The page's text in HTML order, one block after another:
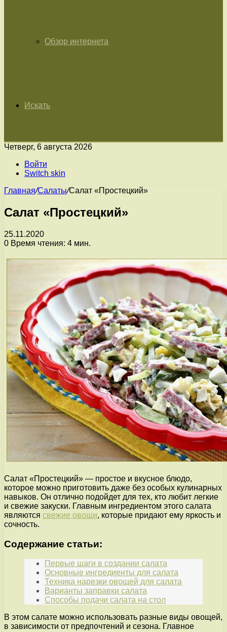
Обзор интернета
Искать
Четверг, 6 августа 2026
Войти
Switch skin
Главная/Салаты/Салат «Простецкий»
Салат «Простецкий»
25.11.2020
0 Время чтения: 4 мин.
Салат «Простецкий» — простое и вкусное блюдо,
которое можно приготовить даже без особых кулинарных
навыков. Он отлично подойдет для тех, кто любит легкие
и свежие закуски. Главным ингредиентом этого салата
являются свежие овощи, которые придают ему яркость и
сочность.
Содержание статьи:
Первые шаги в создании салата
Основные ингредиенты для салата
Техника нарезки овощей для салата
Варианты заправки салата
Способы подачи салата на стол
В этом салате можно использовать разные виды овощей,
в зависимости от предпочтений и сезона. Главное